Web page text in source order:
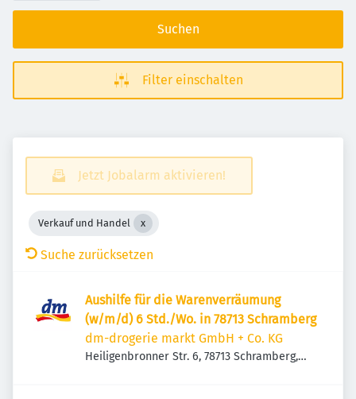
Suchen
Filter einschalten
Jetzt Jobalarm aktivieren!
Verkauf und Handel
Suche zurücksetzen
Aushilfe für die Warenverräumung
(w/m/d) 6 Std./Wo. in 78713 Schramberg
dm-drogerie markt GmbH + Co. KG
Heiligenbronner Str. 6, 78713 Schramberg,